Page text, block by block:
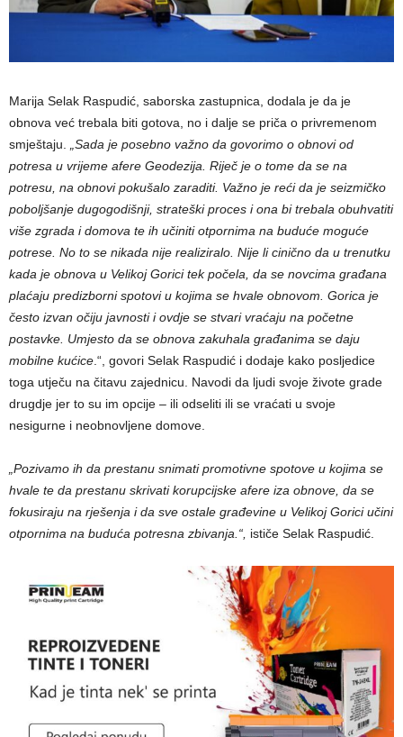
Marija Selak Raspudić, saborska zastupnica, dodala je da je
obnova već trebala biti gotova, no i dalje se priča o privremenom
smještaju.
„Sada je posebno važno da govorimo o obnovi od
potresa u vrijeme afere Geodezija. Riječ je o tome da se na
potresu, na obnovi pokušalo zaraditi. Važno je reći da je seizmičko
poboljšanje dugogodišnji, strateški proces i ona bi trebala obuhvatiti
više zgrada i domova te ih učiniti otpornima na buduće moguće
potrese. No to se nikada nije realiziralo. Nije li cinično da u trenutku
kada je obnova u Velikoj Gorici tek počela, da se novcima građana
plaćaju predizborni spotovi u kojima se hvale obnovom. Gorica je
često izvan očiju javnosti i ovdje se stvari vraćaju na početne
postavke. Umjesto da se obnova zakuhala građanima se daju
mobilne kućice .“, govori Selak Raspudić i dodaje kako posljedice
toga utječu na čitavu zajednicu. Navodi da ljudi svoje živote grade
drugdje jer to su im opcije – ili odseliti ili se vraćati u svoje
nesigurne i neobnovljene domove.
„Pozivamo ih da prestanu snimati promotivne spotove u kojima se
hvale te da prestanu skrivati korupcijske afere iza obnove, da se
fokusiraju na rješenja i da sve ostale građevine u Velikoj Gorici učini
otpornima na buduća potresna zbivanja.“, ističe Selak Raspudić.